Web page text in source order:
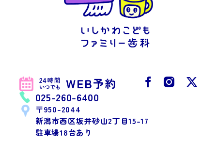
025-260-6400
〒950-2044
新潟市西区坂井砂山2丁目15-17
駐車場18台あり